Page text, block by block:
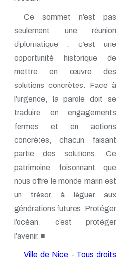
Ce sommet n’est pas
seulement une réunion
diplomatique : c’est une
opportunité historique de
mettre en œuvre des
solutions concrètes. Face à
l’urgence, la parole doit se
traduire en engagements
fermes et en actions
concrètes, chacun faisant
partie des solutions. Ce
patrimoine foisonnant que
nous offre le monde marin est
un trésor à léguer aux
générations futures. Protéger
l’océan, c’est protéger
l’avenir. ■
Ville de Nice - Tous droits